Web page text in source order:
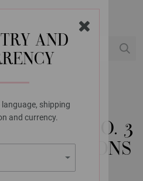
AND
language, shipping
and currency.
GROSSA
& CO. NO. 3